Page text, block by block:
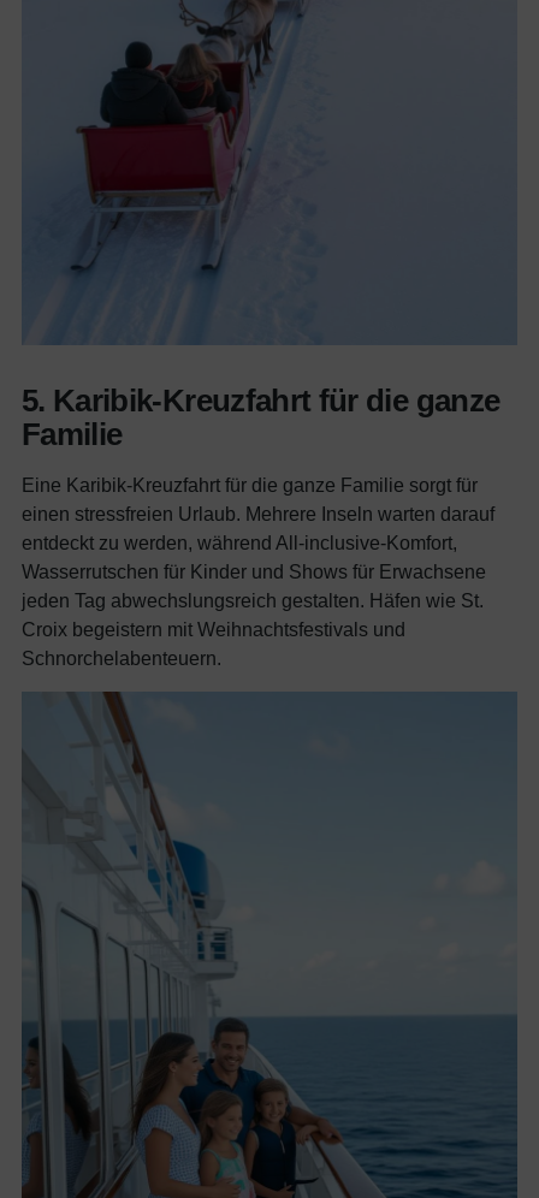
5. Karibik-Kreuzfahrt für die ganze
Familie
Eine Karibik-Kreuzfahrt für die ganze Familie sorgt für
einen stressfreien Urlaub. Mehrere Inseln warten darauf
entdeckt zu werden, während All-inclusive-Komfort,
Wasserrutschen für Kinder und Shows für Erwachsene
jeden Tag abwechslungsreich gestalten. Häfen wie St.
Croix begeistern mit Weihnachtsfestivals und
Schnorchelabenteuern.